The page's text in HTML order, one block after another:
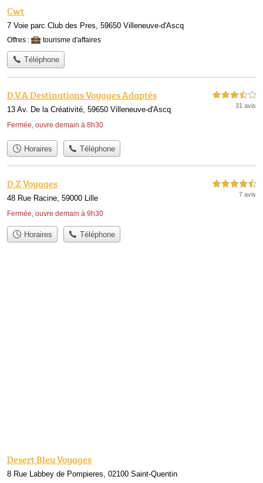
Cwt
7 Voie parc Club des Pres, 59650 Villeneuve-d'Ascq
Offres : tourisme d'affaires
Téléphone
D.V.A Destinations Voyages Adaptés
13 Av. De la Créativité, 59650 Villeneuve-d'Ascq
Fermée, ouvre demain à 8h30
3,5 étoiles sur 5
31 avis
Horaires Téléphone
D.Z Voyages
48 Rue Racine, 59000 Lille
Fermée, ouvre demain à 9h30
4,5 étoiles sur 5
7 avis
Horaires Téléphone
Desert Bleu Voyages
8 Rue Labbey de Pompieres, 02100 Saint-Quentin